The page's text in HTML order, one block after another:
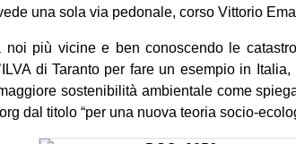
una sola via pedonale, corso Vittorio
noi più vicine e ben conoscendo le
di Taranto per fare un esempio in
sostenibilità ambientale come
dal titolo “per una nuova teoria socio-